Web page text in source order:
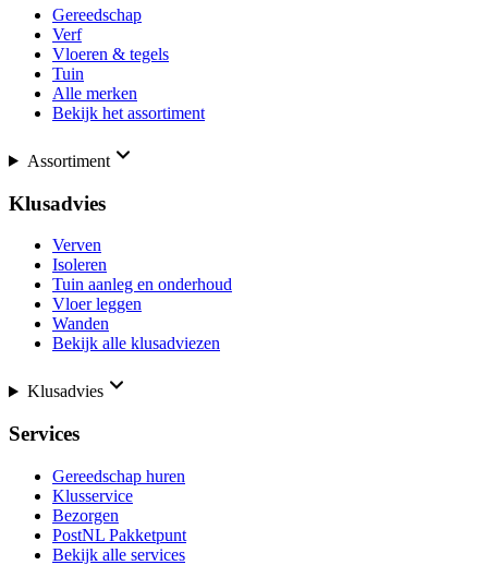
Gereedschap
Verf
Vloeren & tegels
Tuin
Alle merken
Bekijk het assortiment
Assortiment
Klusadvies
Verven
Isoleren
Tuin aanleg en onderhoud
Vloer leggen
Wanden
Bekijk alle klusadviezen
Klusadvies
Services
Gereedschap huren
Klusservice
Bezorgen
PostNL Pakketpunt
Bekijk alle services